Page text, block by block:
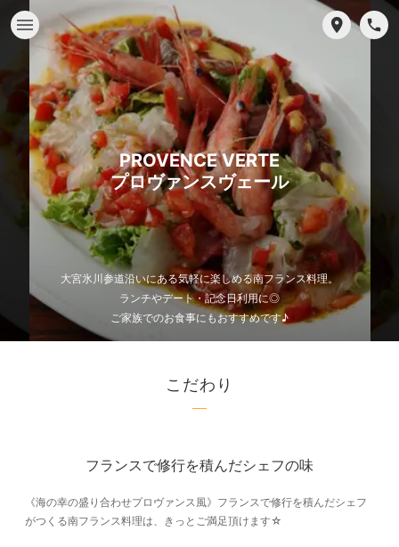
PROVENCE VERTE
プロヴァンスヴェール
大宮氷川参道沿いにある気軽に楽しめる南フランス料理。
ランチやデート・記念日利用に◎
ご家族でのお食事にもおすすめです♪
こだわり
フランスで修行を積んだシェフの味
《海の幸の盛り合わせプロヴァンス風》フランスで修行を積んだシェフ
がつくる南フランス料理は、きっとご満足頂けます☆